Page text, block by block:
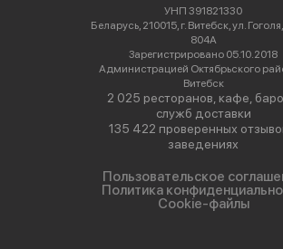
УНП 391821330
Беларусь, 210015, г. Витебск, ул.
804А
Зарегистрировано 05.10.2018
Администрацией Октябрьского
Витебск
2 025 ресторанов, кафе,
служб доставки
135 422 проверенных
заведениях
Пользовательское
Политика
Cookie-файлы